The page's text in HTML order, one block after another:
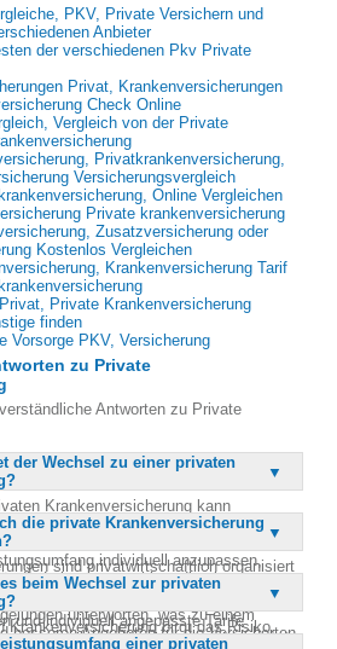
PKV, Private Versichern und
Anbieter
der verschiedenen Pkv Private
Privat, Krankenversicherungen
Check Online
Vergleich von der Private
Privatkrankenversicherung,
Versicherungsvergleich
Online Vergleichen
Private krankenversicherung
Zusatzversicherung oder
Kostenlos Vergleichen
Krankenversicherung Tarif
Private Krankenversicherung
finden
Vorsorge PKV, Versicherung
zu Private
Antworten zu Private
der Wechsel zu einer privaten
Krankenversicherung kann
mit sich bringen, die bis zu
können. Ein wesentlicher Vorteil ist
individuell anzupassen,
die Leistungen zahlen, die sie
sind private Krankenversicherungen
unterworfen, was zu einem
besseren Angeboten für die Versicherten
die private Krankenversicherung
sind privatwirtschaftlich organisiert
Regelungen als gesetzliche
können sie flexibler auf die Bedürfnisse
und individuell angepasste Tarife
gesetzlichen Krankenversicherung, die
beim Wechsel zur privaten
Krankenversicherung birgt das Risiko,
zu wenige Leistungen versichert werden.
einer privaten